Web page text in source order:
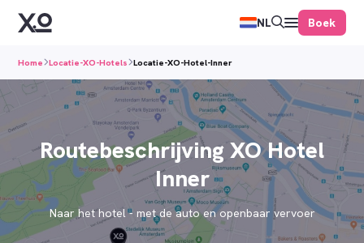
NL Boek
Home Locatie-XO-Hotels Locatie-XO-Hotel-Inner
Routebeschrijving XO Hotel
Inner
Naar het hotel - met de auto en openbaar vervoer